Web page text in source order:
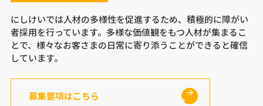
にしけいでは人材の多様性を促進するため、積極的に障がい
者採用を行っています。多様な価値観をもつ人材が集まるこ
とで、様々なお客さまの日常に寄り添うことができると確信
しています。
募集要項はこちら